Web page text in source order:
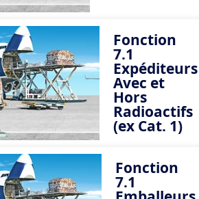
Fonction
7.1
Expéditeurs
Avec et
Hors
Radioactifs
(ex Cat. 1)
préparer des
expéditions de
marchandises
dangereuses pour le
transport (personnel
Fonction
7.1